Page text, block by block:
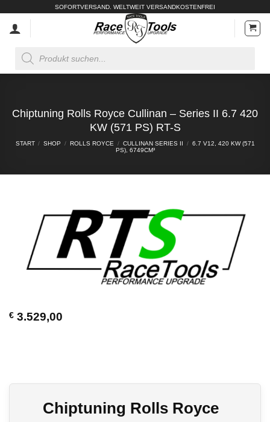
springen
SOFORTVERSAND. WELTWEIT VERSANDKOSTENFREI
search
Chiptuning Rolls Royce Cullinan – Series II 6.7 420
KW (571 PS) RT-S
START / SHOP / ROLLS ROYCE / CULLINAN SERIES II / 6.7 V12, 420 KW (571
PS), 6749CM³
€ 3.529,00
Chiptuning Rolls Royce